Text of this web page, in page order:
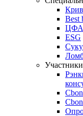
Best
ЦФА
ESG